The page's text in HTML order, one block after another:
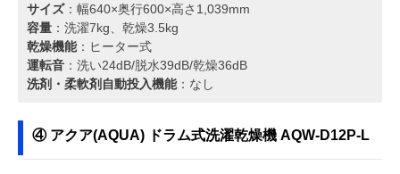
サイズ：幅640×奥行600×高さ1,039mm
容量 ：洗濯7kg、乾燥3.5kg
乾燥機能：ヒーター式
運転音 ：洗い24dB/脱水39dB/乾燥36dB
洗剤・柔軟剤自動投入機能：なし
④ アクア(AQUA) ドラム式洗濯乾燥機 AQW-D12P-L